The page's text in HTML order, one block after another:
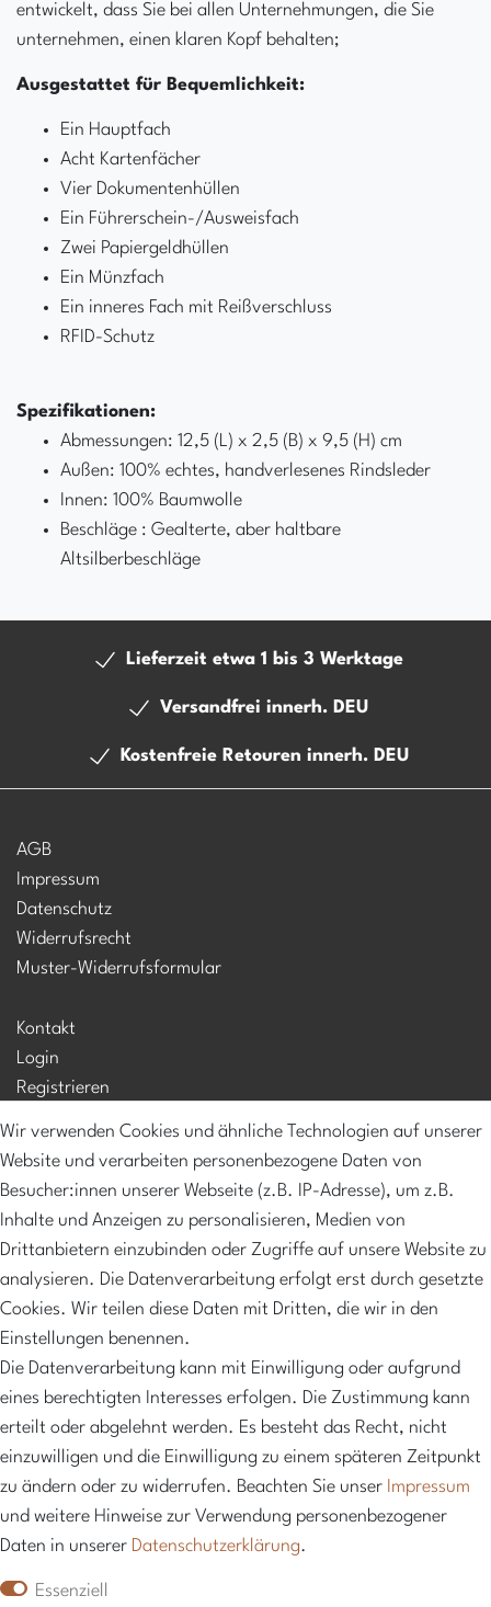
entwickelt, dass Sie bei allen Unternehmungen, die Sie
unternehmen, einen klaren Kopf behalten;
Ausgestattet für Bequemlichkeit:
Ein Hauptfach
Acht Kartenfächer
Vier Dokumentenhüllen
Ein Führerschein-/Ausweisfach
Zwei Papiergeldhüllen
Ein Münzfach
Ein inneres Fach mit Reißverschluss
RFID-Schutz
Spezifikationen:
Abmessungen: 12,5 (L) x 2,5 (B) x 9,5 (H) cm
Außen: 100% echtes, handverlesenes Rindsleder
Innen: 100% Baumwolle
Beschläge : Gealterte, aber haltbare
Altsilberbeschläge
Lieferzeit etwa 1 bis 3 Werktage
Versandfrei innerh. DEU
Kostenfreie Retouren innerh. DEU
AGB
Impressum
Datenschutz
Widerrufsrecht
Muster-Widerrufsformular
Kontakt
Login
Registrieren
NEWSLETTER
Abonniere unseren Newsletter und erhalte 10%
Rabatt sowie regelmäßige Informationen über neue
Produkte, exklusive Angebote und vieles mehr
Hier anmelden
Wir verwenden Cookies und ähnliche Technologien auf unserer
Website und verarbeiten personenbezogene Daten von
Besucher:innen unserer Webseite (z.B. IP-Adresse), um z.B.
Inhalte und Anzeigen zu personalisieren, Medien von
Drittanbietern einzubinden oder Zugriffe auf unsere Website zu
analysieren. Die Datenverarbeitung erfolgt erst durch gesetzte
Cookies. Wir teilen diese Daten mit Dritten, die wir in den
Einstellungen benennen.
Die Datenverarbeitung kann mit Einwilligung oder aufgrund
eines berechtigten Interesses erfolgen. Die Zustimmung kann
erteilt oder abgelehnt werden. Es besteht das Recht, nicht
einzuwilligen und die Einwilligung zu einem späteren Zeitpunkt
zu ändern oder zu widerrufen. Beachten Sie unser Impressum
und weitere Hinweise zur Verwendung personenbezogener
Daten in unserer Daten­schutz­erklärung.
Essenziell